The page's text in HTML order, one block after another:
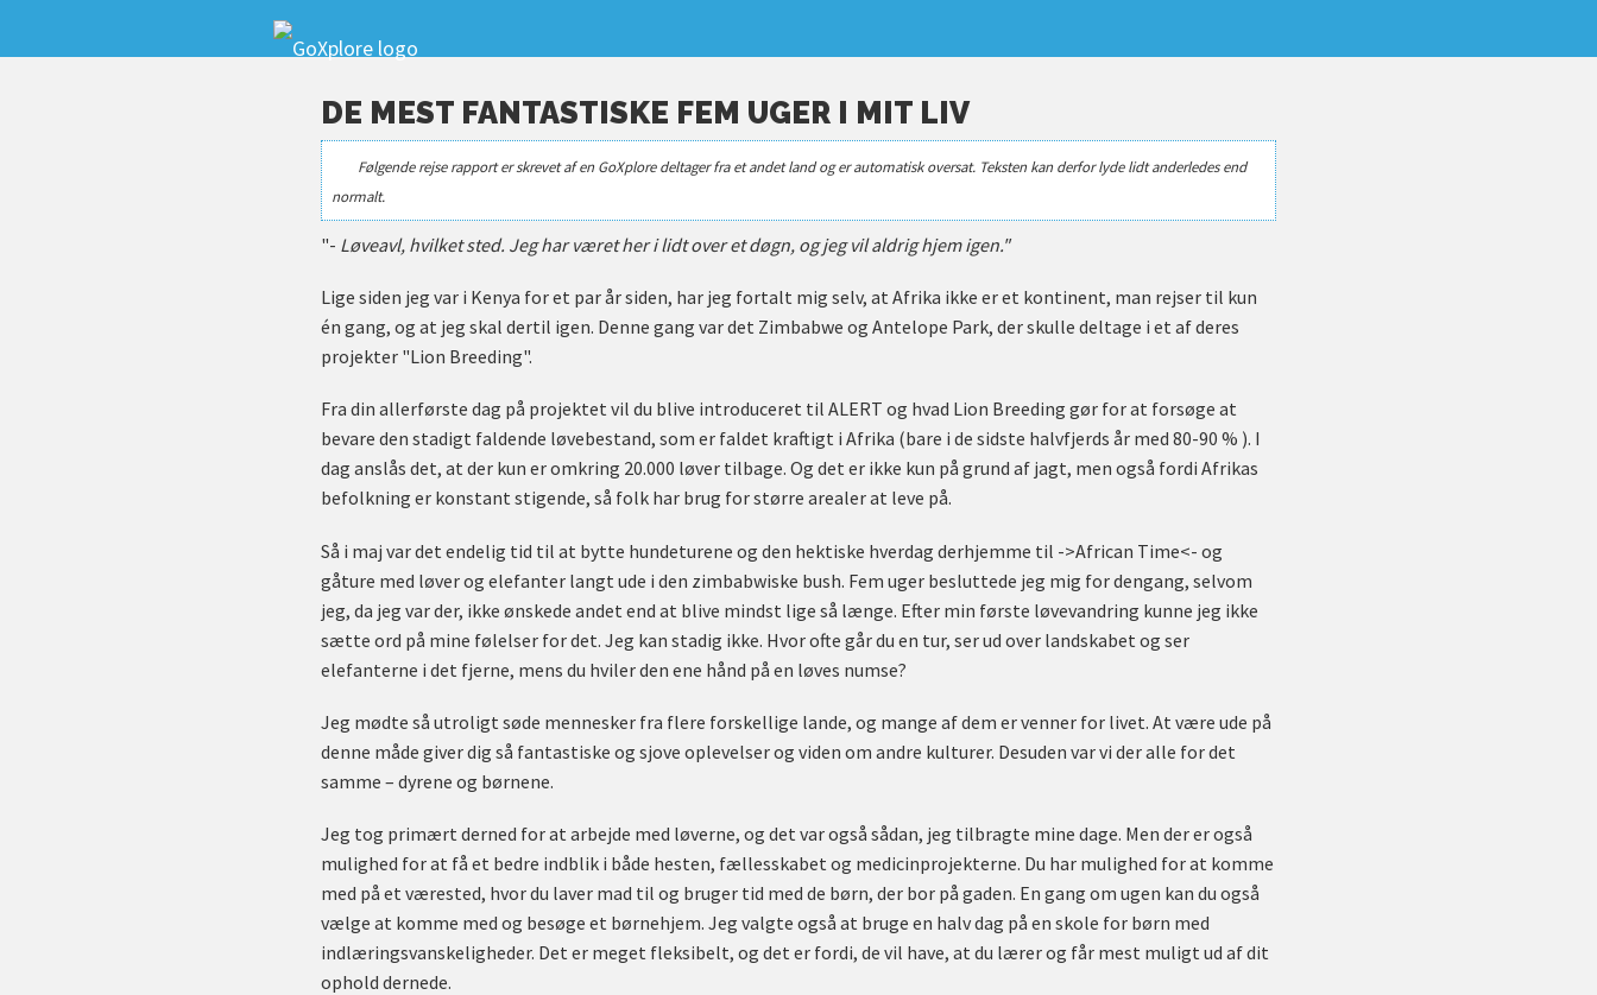
DE MEST FANTASTISKE FEM UGER I MIT LIV
Følgende rejse rapport er skrevet af en GoXplore deltager fra et andet land og er automatisk oversat. Teksten kan derfor lyde lidt anderledes end
normalt.
"- Løveavl, hvilket sted. Jeg har været her i lidt over et døgn, og jeg vil aldrig hjem igen."
Lige siden jeg var i Kenya for et par år siden, har jeg fortalt mig selv, at Afrika ikke er et kontinent, man rejser til kun
én gang, og at jeg skal dertil igen. Denne gang var det Zimbabwe og Antelope Park, der skulle deltage i et af deres
projekter "Lion Breeding".
Fra din allerførste dag på projektet vil du blive introduceret til ALERT og hvad Lion Breeding gør for at forsøge at
bevare den stadigt faldende løvebestand, som er faldet kraftigt i Afrika (bare i de sidste halvfjerds år med 80-90 % ). I
dag anslås det, at der kun er omkring 20.000 løver tilbage. Og det er ikke kun på grund af jagt, men også fordi Afrikas
befolkning er konstant stigende, så folk har brug for større arealer at leve på.
Så i maj var det endelig tid til at bytte hundeturene og den hektiske hverdag derhjemme til ->African Time<- og
gåture med løver og elefanter langt ude i den zimbabwiske bush. Fem uger besluttede jeg mig for dengang, selvom
jeg, da jeg var der, ikke ønskede andet end at blive mindst lige så længe. Efter min første løvevandring kunne jeg ikke
sætte ord på mine følelser for det. Jeg kan stadig ikke. Hvor ofte går du en tur, ser ud over landskabet og ser
elefanterne i det fjerne, mens du hviler den ene hånd på en løves numse?
Jeg mødte så utroligt søde mennesker fra flere forskellige lande, og mange af dem er venner for livet. At være ude på
denne måde giver dig så fantastiske og sjove oplevelser og viden om andre kulturer. Desuden var vi der alle for det
samme – dyrene og børnene.
Jeg tog primært derned for at arbejde med løverne, og det var også sådan, jeg tilbragte mine dage. Men der er også
mulighed for at få et bedre indblik i både hesten, fællesskabet og medicinprojekterne. Du har mulighed for at komme
med på et værested, hvor du laver mad til og bruger tid med de børn, der bor på gaden. En gang om ugen kan du også
vælge at komme med og besøge et børnehjem. Jeg valgte også at bruge en halv dag på en skole for børn med
indlæringsvanskeligheder. Det er meget fleksibelt, og det er fordi, de vil have, at du lærer og får mest muligt ud af dit
ophold dernede.